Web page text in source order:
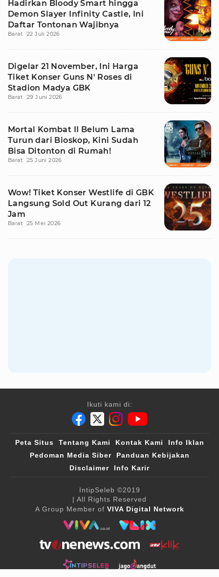
Hadirkan Bloody Smart hingga
Demon Slayer Infinity Castle, Ini
Daftar Tontonan Wajibnya
Barat 22 Juli 2026
Digelar 21 November, Ini Harga
Tiket Konser Guns N' Roses di
Stadion Madya GBK
Barat 29 Juni 2026
Mortal Kombat II Belum Lama
Turun dari Bioskop, Kini Sudah
Bisa Ditonton di Rumah!
Barat 25 Juni 2026
Wow! Tiket Konser Westlife di GBK
Langsung Sold Out Kurang dari 12
Jam
Barat 25 Mei 2026
Ikuti kami di:
Peta Situs Tentang Kami Kontak Kami
Info Iklan
Pedoman Media Siber
Panduan Kebijakan
Disclaimer
Info Karir
IntipSeleb ©2019
| All Rights Reserved
A Group Member of VIVA Digital Network